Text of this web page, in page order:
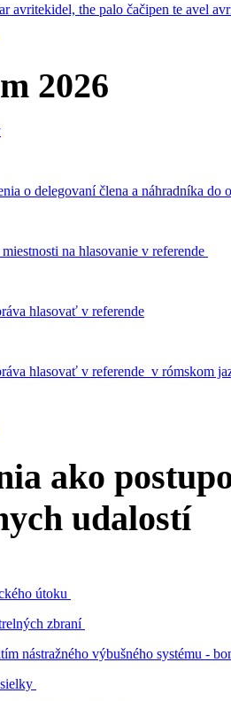
avritekidel, the palo čačipen te avel
2026
o delegovaní člena a náhradníka
na hlasovanie v referende
hlasovať v referende
hlasovať v referende v rómskom
ako
udalostí
útoku
zbraní
nástražného výbušného systému -